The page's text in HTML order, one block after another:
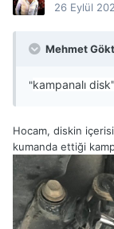
26 Eylül
Mehmet
"kampanalı
Hocam, diskin
kumanda ettiği